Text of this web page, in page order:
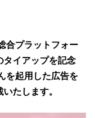
合プラットフォー
タイアップを記念
を起用した広告を
たします。